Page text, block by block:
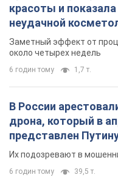
TOP NEWS